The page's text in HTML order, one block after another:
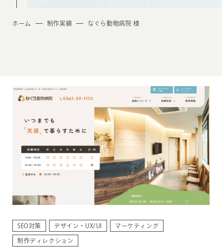
ホーム 制作実績 なぐら動物病院 様
SEO対策 デザイン・UX/UI マーケティング
制作ディレクション